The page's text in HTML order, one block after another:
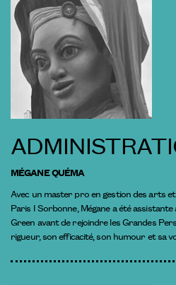
MÉGANE QUÉMA
Avec un master pro en gestion des arts
Paris I Sorbonne, Mégane a été
Green avant de rejoindre les Grandes
rigueur, son efficacité, son humour et sa